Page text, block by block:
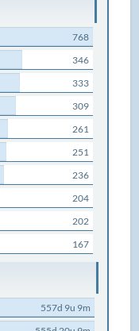
768
346
333
309
261
251
236
204
202
167
557d 9u 9m